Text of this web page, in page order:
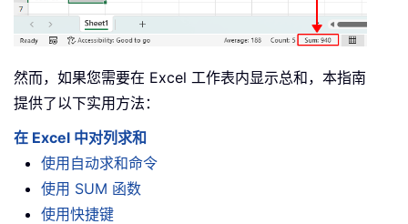
然而，如果您需要在 Excel 工作表内显示总和，本指南
提供了以下实用方法：
在 Excel 中对列求和
使用自动求和命令
使用 SUM 函数
使用快捷键